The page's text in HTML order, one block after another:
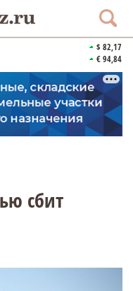
$ 82,17
€ 94,84
сбит